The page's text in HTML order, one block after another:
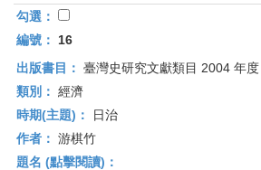
勾選：
編號：
16
出版書目： 臺灣史研究文獻類目 2004 年度
類別： 經濟
時期(主題)：
日治
作者： 游棋竹
題名 (點擊閱讀)：